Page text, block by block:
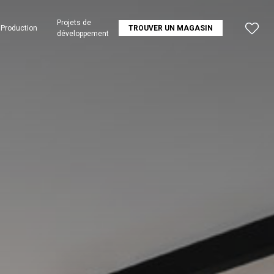
Production
Projets de
développement
TROUVER UN MAGASIN